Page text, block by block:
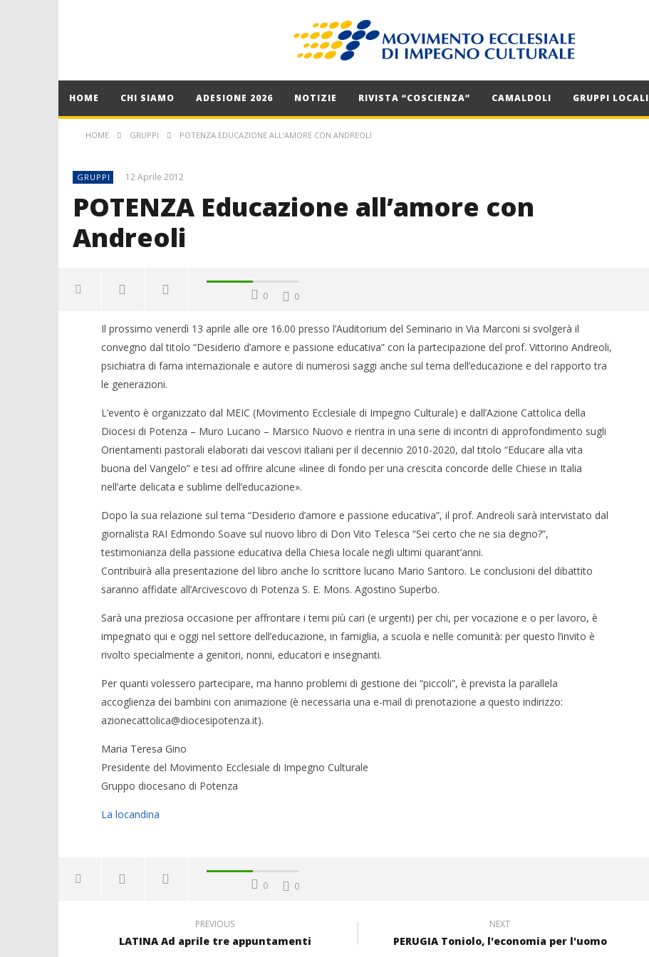
HOME CHI SIAMO ADESIONE 2026 NOTIZIE RIVISTA “COSCIENZA” CAMALDOLI GRUPPI LOCALI
HOME GRUPPI POTENZA EDUCAZIONE ALL’AMORE CON ANDREOLI
GRUPPI 12 Aprile 2012
POTENZA Educazione all’amore con
Andreoli
0 0
Il prossimo venerdì 13 aprile alle ore 16.00 presso l’Auditorium del Seminario in Via Marconi si svolgerà il
convegno dal titolo “Desiderio d’amore e passione educativa” con la partecipazione del prof. Vittorino Andreoli,
psichiatra di fama internazionale e autore di numerosi saggi anche sul tema dell’educazione e del rapporto tra
le generazioni.
L’evento è organizzato dal MEIC (Movimento Ecclesiale di Impegno Culturale) e dall’Azione Cattolica della
Diocesi di Potenza – Muro Lucano – Marsico Nuovo e rientra in una serie di incontri di approfondimento sugli
Orientamenti pastorali elaborati dai vescovi italiani per il decennio 2010-2020, dal titolo “Educare alla vita
buona del Vangelo” e tesi ad offrire alcune «linee di fondo per una crescita concorde delle Chiese in Italia
nell’arte delicata e sublime dell’educazione».
Dopo la sua relazione sul tema “Desiderio d’amore e passione educativa”, il prof. Andreoli sarà intervistato dal
giornalista RAI Edmondo Soave sul nuovo libro di Don Vito Telesca “Sei certo che ne sia degno?”,
testimonianza della passione educativa della Chiesa locale negli ultimi quarant’anni.
Contribuirà alla presentazione del libro anche lo scrittore lucano Mario Santoro. Le conclusioni del dibattito
saranno affidate all’Arcivescovo di Potenza S. E. Mons. Agostino Superbo.
Sarà una preziosa occasione per affrontare i temi più cari (e urgenti) per chi, per vocazione e o per lavoro, è
impegnato qui e oggi nel settore dell’educazione, in famiglia, a scuola e nelle comunità: per questo l’invito è
rivolto specialmente a genitori, nonni, educatori e insegnanti.
Per quanti volessero partecipare, ma hanno problemi di gestione dei “piccoli”, è prevista la parallela
accoglienza dei bambini con animazione (è necessaria una e-mail di prenotazione a questo indirizzo:
azionecattolica@diocesipotenza.it).
Maria Teresa Gino
Presidente del Movimento Ecclesiale di Impegno Culturale
Gruppo diocesano di Potenza
La locandina
0 0
PREVIOUS
LATINA Ad aprile tre appuntamenti
NEXT
PERUGIA Toniolo, l'economia per l'uomo